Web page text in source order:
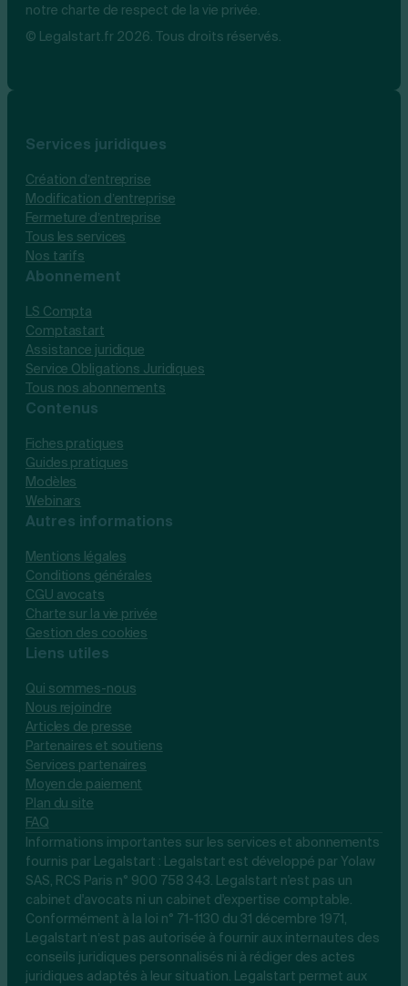
notre charte de respect de la vie privée.
© Legalstart.fr 2026. Tous droits réservés.
Services juridiques
Création d’entreprise
Modification d’entreprise
Fermeture d’entreprise
Tous les services
Nos tarifs
Abonnement
LS Compta
Comptastart
Assistance juridique
Service Obligations Juridiques
Tous nos abonnements
Contenus
Fiches pratiques
Guides pratiques
Modèles
Webinars
Autres informations
Mentions légales
Conditions générales
CGU avocats
Charte sur la vie privée
Gestion des cookies
Liens utiles
Qui sommes-nous
Nous rejoindre
Articles de presse
Partenaires et soutiens
Services partenaires
Moyen de paiement
Plan du site
FAQ
Informations importantes sur les services et abonnements
fournis par Legalstart : Legalstart est développé par Yolaw
SAS, RCS Paris n° 900 758 343. Legalstart n'est pas un
cabinet d'avocats ni un cabinet d'expertise comptable.
Conformément à la loi n° 71-1130 du 31 décembre 1971,
Legalstart n’est pas autorisée à fournir aux internautes des
conseils juridiques personnalisés ni à rédiger des actes
juridiques adaptés à leur situation. Legalstart permet aux